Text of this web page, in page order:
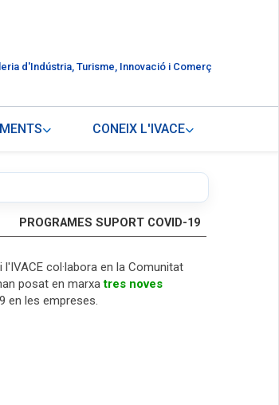
d'Indústria, Turisme, Innovació i Comerç
CONEIX L'IVACE
PROGRAMES SUPORT COVID-19
l'IVACE col·labora en la Comunitat
posat en marxatres noves
en les empreses.